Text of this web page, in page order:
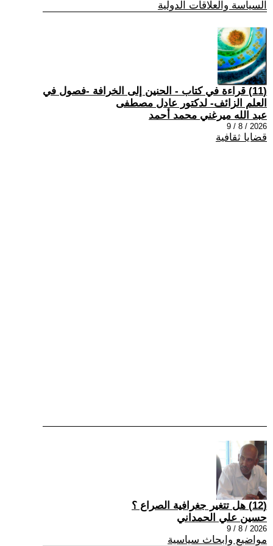
السياسة والعلاقات الدولية
(11) قراءة في كتاب - الحنين إلى الخرافة -فصول في
العلم الزائف- لدكتور عادل مصطفى
عبد الله ميرغني محمد أحمد
2026 / 8 / 9
قضايا ثقافية
(12) هل تتغير جغرافية الصراع ؟
حسين علي الحمداني
2026 / 8 / 9
مواضيع وابحاث سياسية